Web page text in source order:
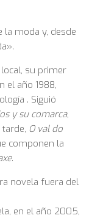
moda y, desde
su primer
el año 1988,
. Siguió
y su comarca,
O val do
componen la
.
novela fuera del
en el año 2005,